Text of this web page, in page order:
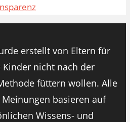
erstellt von Eltern für
Kinder nicht nach der
füttern wollen. Alle
basieren auf
Wissens- und